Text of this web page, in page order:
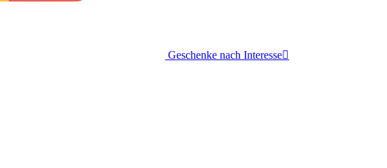
Geschenke nach Interesse